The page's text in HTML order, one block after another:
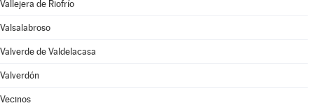
Vallejera de Riofrío
Valsalabroso
Valverde de Valdelacasa
Valverdón
Vecinos